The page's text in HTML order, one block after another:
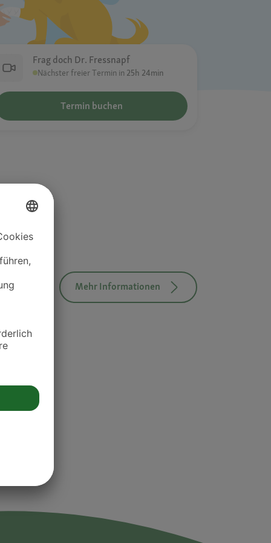
Frag doch Dr. Fressnapf
Nächster freier Termin in 25h 24min
Termin buchen
Mehr Informationen